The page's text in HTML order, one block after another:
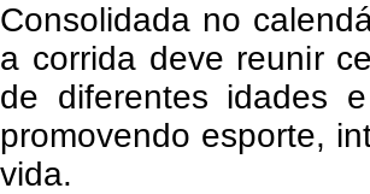
Consolidada no
a corrida deve reunir
de diferentes idades
promovendo esporte,
vida.